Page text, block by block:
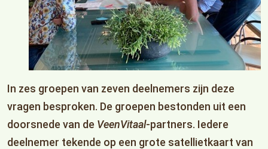
In zes groepen van zeven deelnemers zijn deze
vragen besproken. De groepen bestonden uit een
doorsnede van de VeenVitaal-partners. Iedere
deelnemer tekende op een grote satellietkaart van